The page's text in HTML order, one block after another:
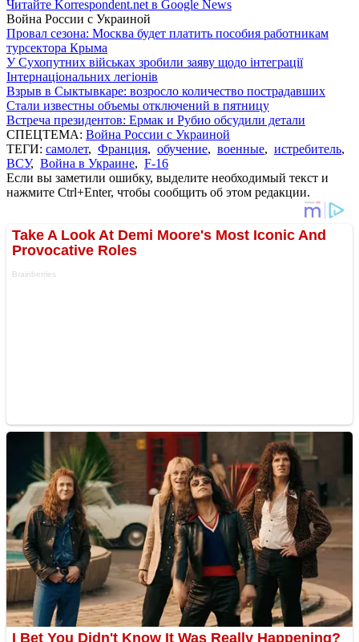
Читайте Korrespondent.net в Google News
Война России с Украиной
Провал сезона: Москва будет платить пособия работникам
турсектора Крыма
У Сухопутних військах зробили заяву щодо інтеграції
Інтернаціональних легіонів
Взрыв в Сыктывкаре: возросло количество пострадавших
Стали известны объемы отключений в пятницу
Встреча президентов: Ермак и Рубио обсудили детали
СПЕЦТЕМА: Война России с Украиной
ТЕГИ: самолет, Франция, обучение, военные, истребитель,
ВСУ, Война в Украине, F-16
Если вы заметили ошибку, выделите необходимый текст и
нажмите Ctrl+Enter, чтобы сообщить об этом редакции.